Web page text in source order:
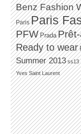
Benz Fashion
Paris Paris
PFW Prada
Ready to wear
Summer 2013 ss13
Yves Saint Laurent